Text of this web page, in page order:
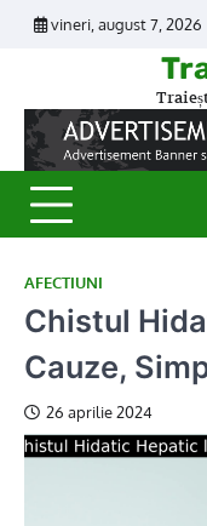
Skip
vineri, august 7, 2026
AFECTIUNI
Chistul
Cauze,
26 aprilie 2024